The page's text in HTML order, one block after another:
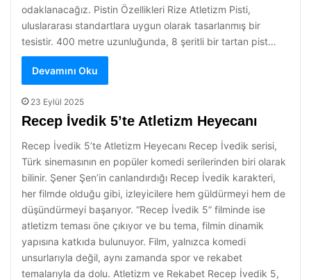
odaklanacağız. Pistin Özellikleri Rize Atletizm Pisti,
uluslararası standartlara uygun olarak tasarlanmış bir
tesistir. 400 metre uzunluğunda, 8 şeritli bir tartan pist…
Devamını Oku
23 Eylül 2025
Recep İvedik 5’te Atletizm Heyecanı
Recep İvedik 5’te Atletizm Heyecanı Recep İvedik serisi,
Türk sinemasının en popüler komedi serilerinden biri olarak
bilinir. Şener Şen’in canlandırdığı Recep İvedik karakteri,
her filmde olduğu gibi, izleyicilere hem güldürmeyi hem de
düşündürmeyi başarıyor. “Recep İvedik 5” filminde ise
atletizm teması öne çıkıyor ve bu tema, filmin dinamik
yapısına katkıda bulunuyor. Film, yalnızca komedi
unsurlarıyla değil, aynı zamanda spor ve rekabet
temalarıyla da dolu. Atletizm ve Rekabet Recep İvedik 5,